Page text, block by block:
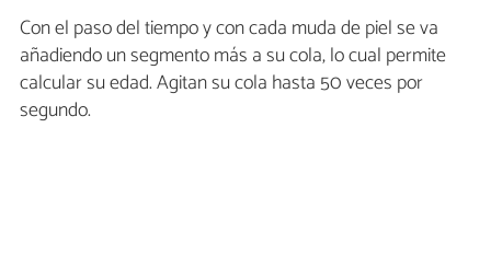
Con el paso del tiempo y con cada muda de piel se va
añadiendo un segmento más a su cola, lo cual permite
calcular su edad. Agitan su cola hasta 50 veces por
segundo.